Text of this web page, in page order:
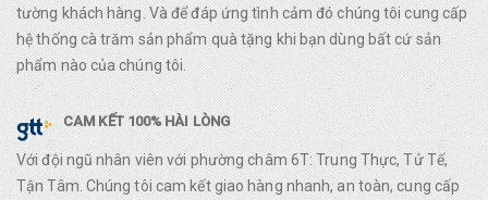
tường khách hàng. Và để đáp ứng tình cảm đó chúng tôi cung cấp
hệ thống cà trăm sản phẩm quà tặng khi bạn dùng bất cứ sản
phẩm nào của chúng tôi.
CAM KẾT 100% HÀI LÒNG
Với đội ngũ nhân viên với phường châm 6T: Trung Thực, Tử Tế,
Tận Tâm. Chúng tôi cam kết giao hàng nhanh, an toàn, cung cấp